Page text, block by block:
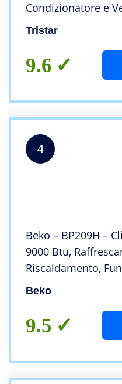
Condizionatore e
Tristar
9.6
4
Beko – BP209H –
9000 Btu,
Riscaldamento,
Deumidificazione –
Beko
9.5